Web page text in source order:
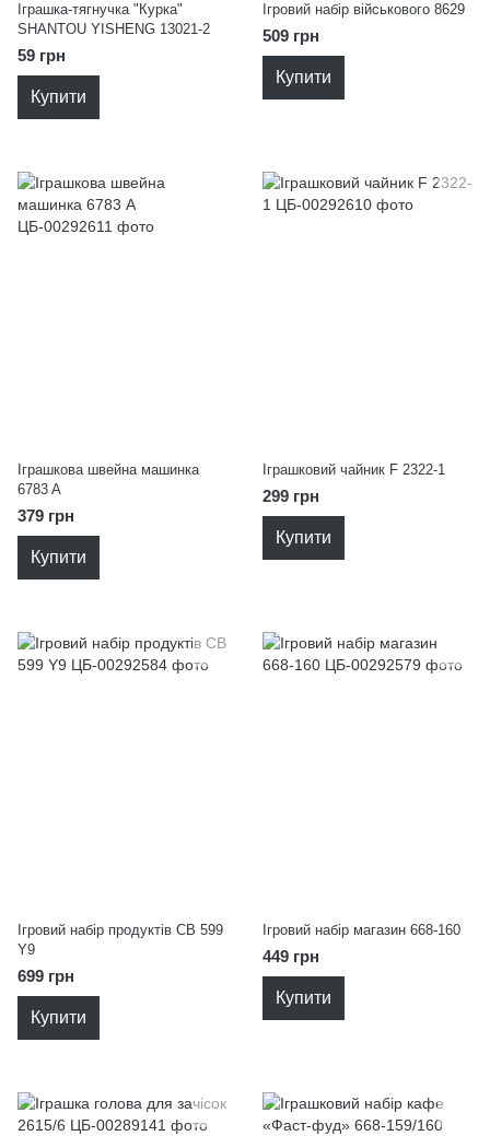
Іграшка-тягнучка "Курка"
SHANTOU YISHENG 13021-2
59 грн
Купити
Ігровий набір військового 8629
509 грн
Купити
Іграшкова швейна машинка
6783 A
379 грн
Купити
Іграшковий чайник F 2322-1
299 грн
Купити
Ігровий набір продуктів CB 599
Y9
699 грн
Купити
Ігровий набір магазин 668-160
449 грн
Купити